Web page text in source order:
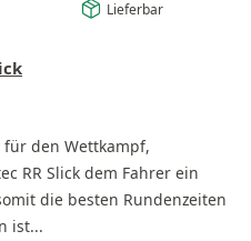
Lieferbar
für den Wettkampf,
RR Slick dem Fahrer ein
die besten Rundenzeiten
ist...